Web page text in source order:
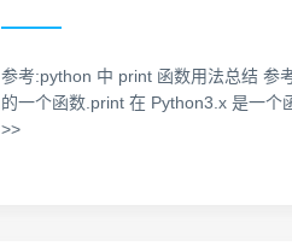
参考:python 中 print 函数用法总结 参
的一个函数.print 在 Python3.x 是一个
>>